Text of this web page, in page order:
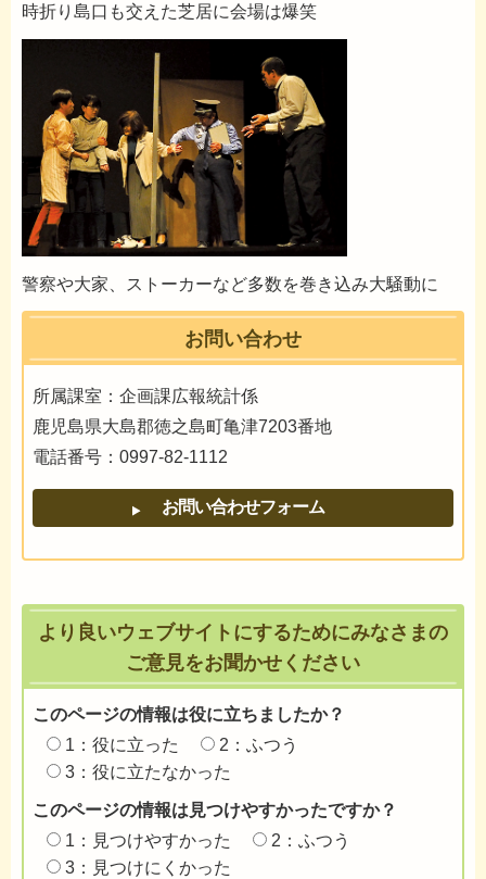
時折り島口も交えた芝居に会場は爆笑
警察や大家、ストーカーなど多数を巻き込み大騒動に
お問い合わせ
所属課室：企画課広報統計係
鹿児島県大島郡徳之島町亀津7203番地
電話番号：0997-82-1112
より良いウェブサイトにするためにみなさまの
ご意見をお聞かせください
このページの情報は役に立ちましたか？
1：役に立った
2：ふつう
3：役に立たなかった
このページの情報は見つけやすかったですか？
1：見つけやすかった
2：ふつう
3：見つけにくかった